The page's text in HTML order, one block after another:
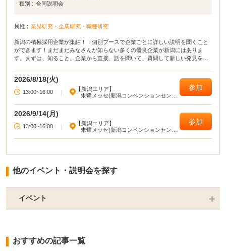
種別 : 合同説明会
属性 : 業界研究・企業研究・職種研究
新潟の積極採用企業が集結！！個別ブースで企業ごとに詳しい説明を聞くこと
ができます！まだまだみなさんが知らない多くの優良企業が新潟にはありま
す。まずは、知ること。企業から直接、話を聞いて、質問して新しい発見を積
2026/8/18(火)
13:00~16:00 |
【新潟エリア】
朱鷺メッセ(新潟コンベンションセンタ
参加
2026/9/14(月)
13:00~16:00 |
【新潟エリア】
朱鷺メッセ(新潟コンベンションセンタ
参加
他のイベント・説明会を探す
イベント
おすすめの記事一覧